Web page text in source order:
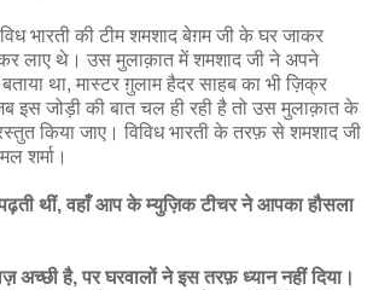
भारती की टीम शमशाद बेग़म जी के घर जाकर
कर लाए थे। उस मुलाक़ात में शमशाद जी ने अपने
था, मास्टर ग़ुलाम हैदर साहब का भी ज़िक्र
जोड़ी की बात चल ही रही है तो उस मुलाक़ात के
किया जाए। विविध भारती के तरफ़ से शमशाद जी
शर्मा।
थीं, वहाँ आप के म्युज़िक टीचर ने आपका हौसला
अच्छी है, पर घरवालों ने इस तरफ़ ध्यान नहीं दिया।